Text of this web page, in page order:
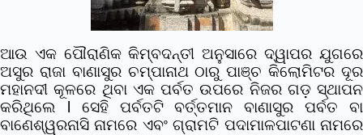
ଆଉ ଏକ ପୌରାଣିକ କିମ୍ବଦନ୍ତୀ ଅନୁସାରେ ଦ୍ୱାପର ଯୁଗରେ
ଅସୁର ରାଜା ବାଣାସୁର ଚମ୍ପାନାଥ ଠାରୁ ପାଞ୍ଚ କିଲୋମିଟର ଦୂର
ମହାନଦୀ କୂଳରେ ଥିବା ଏକ ପର୍ବତ ଉପରେ ନିଜର ଗଡ଼ ସ୍ଥାପନ
କରିଥିଲେ l ସେହି ପର୍ବତଟି ବର୍ତ୍ତମାନ ବାଣାସୁର ପର୍ବତ ବା
ବାଣେଶ୍ୱରନାସି ନାମରେ ଏବଂ ଗ୍ରାମଟି ପଦାମାଳପାଟଣା ନାମରେ